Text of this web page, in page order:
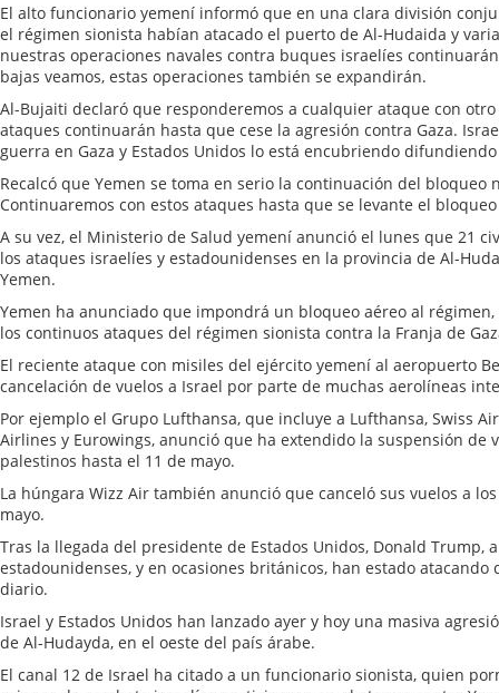
El alto funcionario yemení informó que en una clara división
el régimen sionista habían atacado el puerto de Al-Hudaida y
nuestras operaciones navales contra buques israelíes
bajas veamos, estas operaciones también se expandirán.
Al-Bujaiti declaró que responderemos a cualquier ataque con
ataques continuarán hasta que cese la agresión contra Gaza.
guerra en Gaza y Estados Unidos lo está encubriendo
Recalcó que Yemen se toma en serio la continuación del bloqueo
Continuaremos con estos ataques hasta que se levante el bloqueo
A su vez, el Ministerio de Salud yemení anunció el lunes que 21
los ataques israelíes y estadounidenses en la provincia de Al-
Yemen.
Yemen ha anunciado que impondrá un bloqueo aéreo al
los continuos ataques del régimen sionista contra la Franja de
El reciente ataque con misiles del ejército yemení al aeropuerto
cancelación de vuelos a Israel por parte de muchas aerolíneas
Por ejemplo el Grupo Lufthansa, que incluye a Lufthansa, Swiss
Airlines y Eurowings, anunció que ha extendido la suspensión de
palestinos hasta el 11 de mayo.
La húngara Wizz Air también anunció que canceló sus vuelos a
mayo.
Tras la llegada del presidente de Estados Unidos, Donald Trump,
estadounidenses, y en ocasiones británicos, han estado atacando
diario.
Israel y Estados Unidos han lanzado ayer y hoy una masiva
de Al-Hudayda, en el oeste del país árabe.
El canal 12 de Israel ha citado a un funcionario sionista, quien